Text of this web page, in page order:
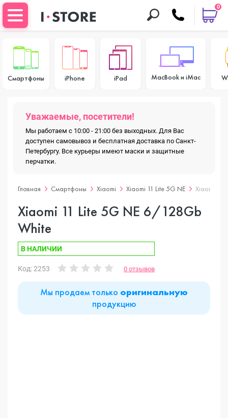
0
Смартфоны iPhone iPad MacBook и iMac
Уважаемые, посетители!
Мы работаем с 10:00 - 21:00 без выходных. Для Вас
доступен самовывоз и бесплатная доставка по Санкт-
Петербургу. Все курьеры имеют маски и защитные
перчатки.
Главная Смартфоны Xiaomi Xiaomi 11 Lite 5G NE Xiaomi 11
Xiaomi 11 Lite 5G NE 6/128Gb
White
В НАЛИЧИИ
Код: 2253 0 отзывов
Мы продаем только оригинальную
продукцию